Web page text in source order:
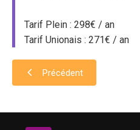
Tarif Plein : 298€ / an
Tarif Unionais : 271€ / an
Précédent